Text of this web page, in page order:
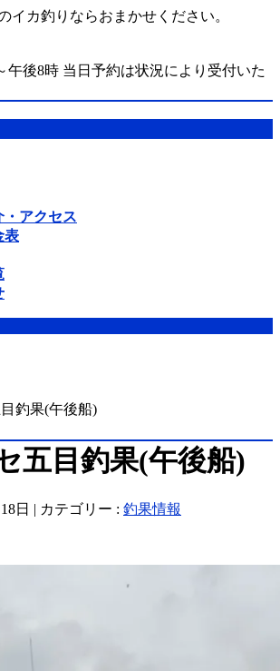
イカ釣りならおまかせください。
午後8時 当日予約は状況により受付いた
・アクセス
表
釣果(午後船)
五目釣果(午後船)
日 | カテゴリー : 釣果情報